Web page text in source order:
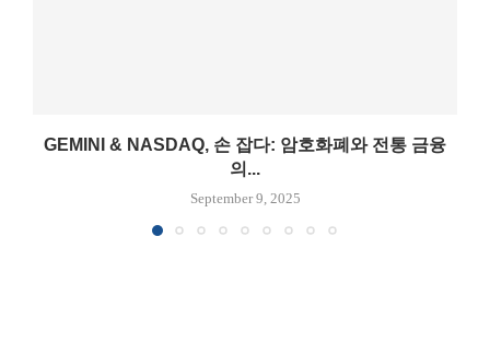
GEMINI & NASDAQ, 손 잡다: 암호화폐와 전통 금융
의...
September 9, 2025